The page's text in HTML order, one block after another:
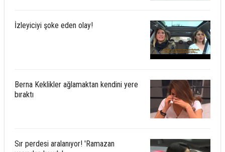
İzleyiciyi şoke eden olay!
Berna Keklikler ağlamaktan kendini yere
bıraktı
Sır perdesi aralanıyor! 'Ramazan